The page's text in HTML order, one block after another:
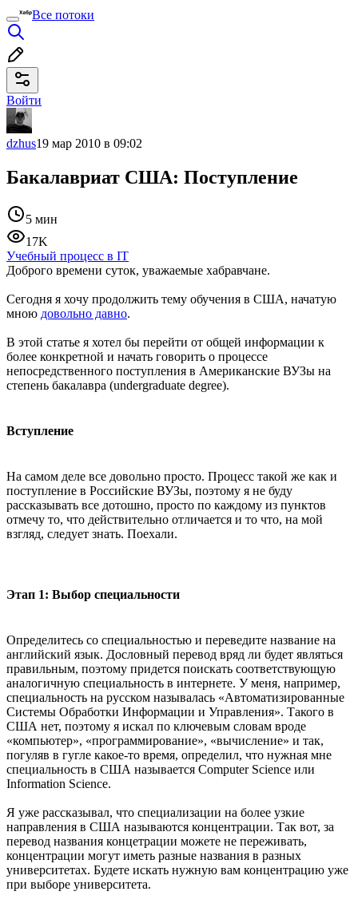
Все потоки
Войти
dzhus19 мар 2010 в 09:02
Бакалавриат США: Поступление
5 мин
17K
Учебный процесс в IT
Доброго времени суток, уважаемые хабравчане.
Сегодня я хочу продолжить тему обучения в США, начатую
мною довольно давно.
В этой статье я хотел бы перейти от общей информации к
более конкретной и начать говорить о процессе
непосредственного поступления в Американские ВУЗы на
степень бакалавра (undergraduate degree).
Вступление
На самом деле все довольно просто. Процесс такой же как и
поступление в Российские ВУЗы, поэтому я не буду
рассказывать все дотошно, просто по каждому из пунктов
отмечу то, что действительно отличается и то что, на мой
взгляд, следует знать. Поехали.
Этап 1: Выбор специальности
Определитесь со специальностью и переведите название на
английский язык. Дословный перевод вряд ли будет являться
правильным, поэтому придется поискать соответствующую
аналогичную специальность в интернете. У меня, например,
специальность на русском называлась «Автоматизированные
Системы Обработки Информации и Управления». Такого в
США нет, поэтому я искал по ключевым словам вроде
«компьютер», «программирование», «вычисление» и так,
погуляв в гугле какое-то время, определил, что нужная мне
специальность в США называется Computer Science или
Information Science.
Я уже рассказывал, что специализации на более узкие
направления в США называются концентрации. Так вот, за
перевод названия концетрации можете не переживать,
концентрации могут иметь разные названия в разных
университетах. Будете искать нужную вам концентрацию уже
при выборе университета.